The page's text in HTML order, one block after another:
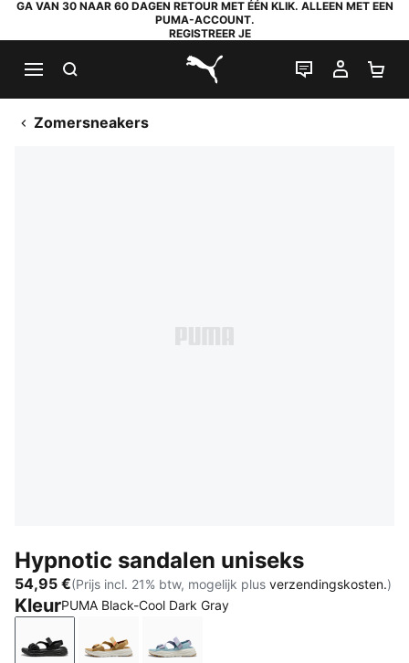
GA VAN 30 NAAR 60 DAGEN RETOUR MET ÉÉN KLIK. ALLEEN MET EEN
PUMA-ACCOUNT.
REGISTREER JE
PUMA.com
LIVE CHAT
MIJN
Zomersneakers
Hypnotic sandalen uniseks
54,95 €(Prijs incl. 21% btw, mogelijk plus verzendingskosten.)
KleurPUMA Black-Cool Dark Gray
PUMA Black-Cool Dark Gray
Coffee Milk-Melon Glow-Aged Copper-
Lilac Luster-Seafoam-Warm